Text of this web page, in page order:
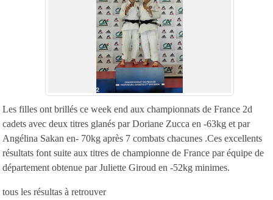
Les filles ont brillés ce week end aux championnats de France 2d
cadets avec deux titres glanés par Doriane Zucca en -63kg et par
Angélina Sakan en- 70kg après 7 combats chacunes .Ces excellents
résultats font suite aux titres de championne de France par équipe de
département obtenue par Juliette Giroud en -52kg minimes.
tous les résultas à retrouver